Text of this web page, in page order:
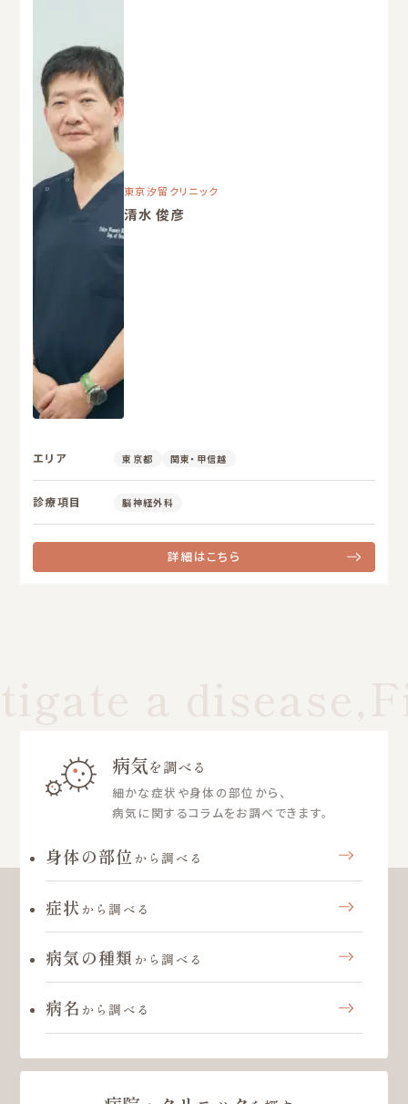
東京汐留クリニック
清水 俊彦
エリア 東京都 関東・甲信越
診療項目 脳神経外科
詳細はこちら
病気を調べる
細かな症状や身体の部位から、
病気に関するコラムをお調べできます。
身体の部位 から調べる
症状 から調べる
病気の種類 から調べる
病名 から調べる